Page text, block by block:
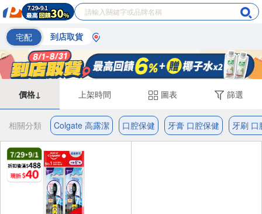
宅配 到店取貨
價格↓ 上架時間 圖表 篩選
相關分類 Colgate 高露潔 口腔保健 牙膏 口腔保健 牙刷 口